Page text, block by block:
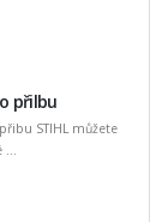
přilbu
STIHL můžete